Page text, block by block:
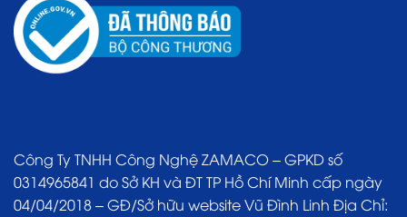
Công Ty TNHH Công Nghệ ZAMACO – GPKD số
0314965841 do Sở KH và ĐT TP Hồ Chí Minh cấp ngày
04/04/2018 – GĐ/Sở hữu website Vũ Đình Linh Địa Chỉ: